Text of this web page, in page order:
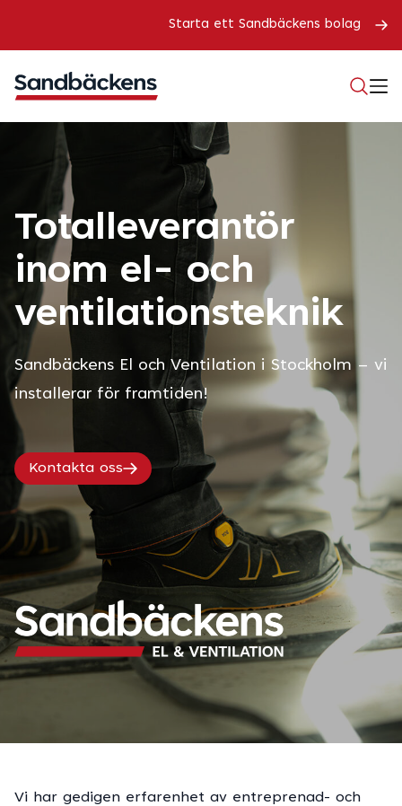
Starta ett Sandbäckens bolag
Totalleverantör
inom el- och
ventilationsteknik
Sandbäckens El och Ventilation i Stockholm – vi
installerar för framtiden!
Kontakta oss
Vi har gedigen erfarenhet av entreprenad- och